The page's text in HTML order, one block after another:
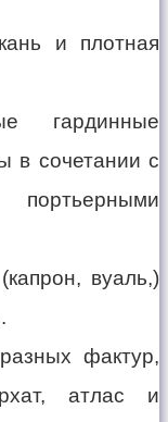
и плотная
гардинные
в сочетании с
вуаль,)
фактур,
атлас и